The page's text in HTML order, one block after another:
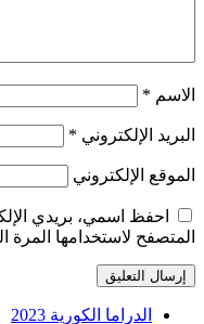
الاسم *
البريد الإلكتروني *
الموقع الإلكتروني
احفظ اسمي، بريدي
المتصفح لاستخدامها المرة
الدراما الكورية 2023